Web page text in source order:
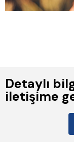
Detaylı
iletişime